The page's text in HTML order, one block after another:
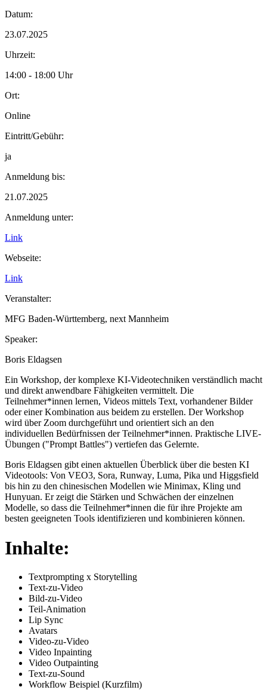
Datum:
23.07.2025
Uhrzeit:
14:00 - 18:00 Uhr
Ort:
Online
Eintritt/Gebühr:
ja
Anmeldung bis:
21.07.2025
Anmeldung unter:
Link
Webseite:
Link
Veranstalter:
MFG Baden-Württemberg, next Mannheim
Speaker:
Boris Eldagsen
Ein Workshop, der komplexe KI-Videotechniken verständlich macht
und direkt anwendbare Fähigkeiten vermittelt. Die
Teilnehmer*innen lernen, Videos mittels Text, vorhandener Bilder
oder einer Kombination aus beidem zu erstellen. Der Workshop
wird über Zoom durchgeführt und orientiert sich an den
individuellen Bedürfnissen der Teilnehmer*innen. Praktische LIVE-
Übungen ("Prompt Battles") vertiefen das Gelernte.
Boris Eldagsen gibt einen aktuellen Überblick über die besten KI
Videotools: Von VEO3, Sora, Runway, Luma, Pika und Higgsfield
bis hin zu den chinesischen Modellen wie Minimax, Kling und
Hunyuan. Er zeigt die Stärken und Schwächen der einzelnen
Modelle, so dass die Teilnehmer*innen die für ihre Projekte am
besten geeigneten Tools identifizieren und kombinieren können.
Inhalte:
Textprompting x Storytelling
Text-zu-Video
Bild-zu-Video
Teil-Animation
Lip Sync
Avatars
Video-zu-Video
Video Inpainting
Video Outpainting
Text-zu-Sound
Workflow Beispiel (Kurzfilm)